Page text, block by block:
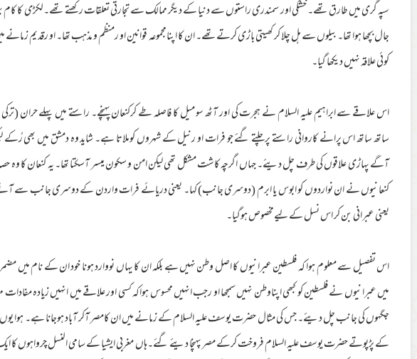
سپہ گری میں طارق تھے۔ خشکی اور سمندری راستوں سے دنیا کے دیگر ممالک سے تجارتی تعلقات رکھتے تھے۔لکڑی کا
جال بچھا ہوا تھا۔ بیلوں سے ہل چلا کر کھیتی باڑی کرتےتھے۔ ان کا اپنامجموعہ قوانین او رمنظم و مذہب تھا۔ او رقدیم
کوئی علاقہ نہیں دیکھا گیا۔
اس علاقے سے ابراہیم علیہ السلام نے ہجرت کی اور آٹھ سو میل کا فاصلہ طے کرکنعان پہنچے۔ راستے میں پہلے حران
ساتھ ساتھ اس پرانے کاروانی راستے پرچلتے گئے جو فرات او رنیل کے شہروں کوملاتا ہے۔ شاید وہ دمشق میں بھی رُکے
آگے پہاڑی علاقوں کی طرف چل دیئے۔ جہاں اگرچہ کاشت مشکل تھی لیکن امن و سکون میسر آسکتا تھا۔ یہ کنعان کا وہ حصہ
کنعانیوں نے ان نواردوں کو ابوس یا ابرم (دوسری جانب) کہا۔ یعنی دریائے فرات واردن کے دوسری جانب سے آنے
یعنی عبرانی بن کر اس نسل کے لیےمخصوص ہوگیا۔
اس تفصیل سے معلوم ہوا کہ فلسطین عبرانیوں کا اصل وطن نہیں ہے بلکہ ان کا یہاں نووارد ہونا خود ان کے نام میں
میں عبرانیوں نے فلسطین کو کبھی اپناوطن نہیں سمجھا او رجب انہیں محسوس ہواکہ کسی اور علاقے میں انہیں زیادہ مفادات
جگہوں کی جانب چل دیئے۔ جس کی مثال حضرت یوسف علیہ السلام کے زمانے میں ان کامصر آکر آباد ہوجانا ہے۔ ہوا یوں
کے پڑپوتے حضرت یوسف علیہ السلام فروخت کرکے مصر پہنچا دیئے گئے۔ہاں مغربی ایشیا کے سامی النسل چرواہوں کا ایک